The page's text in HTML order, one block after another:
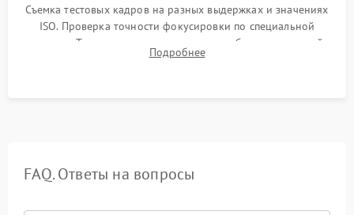
Съемка тестовых кадров на разных выдержках и значениях
ISO. Проверка точности фокусировки по специальной
мишени. Тест записи на карту памяти, работы встроенной
вспышки, микрофона и всех кнопок управления.
Подробнее
FAQ. Ответы на вопросы